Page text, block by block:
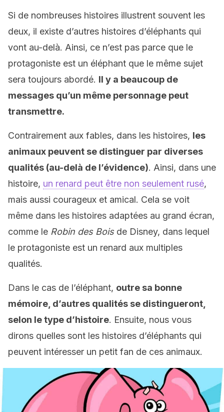
Si de nombreuses histoires illustrent souvent les
deux, il existe d’autres histoires d’éléphants qui
vont au-delà. Ainsi, ce n’est pas parce que le
protagoniste est un éléphant que le même sujet
sera toujours abordé. Il y a beaucoup de
messages qu’un même personnage peut
transmettre.
Contrairement aux fables, dans les histoires, les
animaux peuvent se distinguer par diverses
qualités (au-delà de l’évidence). Ainsi, dans une
histoire, un renard peut être non seulement rusé,
mais aussi courageux et amical. Cela se voit
même dans les histoires adaptées au grand écran,
comme le Robin des Boisde Disney, dans lequel
le protagoniste est un renard aux multiples
qualités.
Dans le cas de l’éléphant, outre sa bonne
mémoire, d’autres qualités se distingueront,
selon le type d’histoire. Ensuite, nous vous
dirons quelles sont les histoires d’éléphants qui
peuvent intéresser un petit fan de ces animaux.